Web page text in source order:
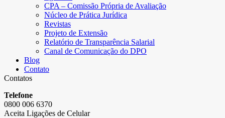
CPA – Comissão Própria de Avaliação
Núcleo de Prática Jurídica
Revistas
Projeto de Extensão
Relatório de Transparência Salarial
Canal de Comunicação do DPO
Blog
Contato
Contatos
Telefone
0800 006 6370
Aceita Ligações de Celular